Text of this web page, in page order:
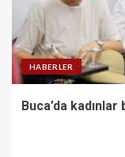
HABERLER
Buca’da